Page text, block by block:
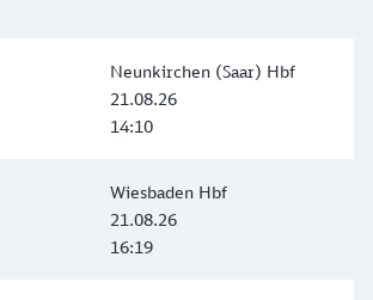
Neunkirchen (Saar) Hbf
21.08.26
14:10
Wiesbaden Hbf
21.08.26
16:19